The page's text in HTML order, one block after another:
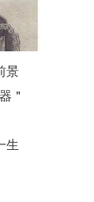
景
＂
生